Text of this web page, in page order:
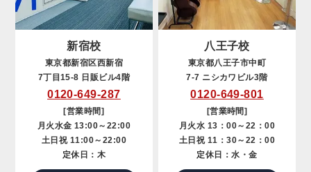
新宿校
東京都新宿区西新宿
7丁目15-8 日販ビル4階
0120-649-287
[営業時間]
月火水金 13:00～22:00
土日祝 11:00～22:00
定休日：木
八王子校
東京都八王子市中町
7-7 ニシカワビル3階
0120-649-801
[営業時間]
月火水 13：00～22：00
土日祝 11：30～22：00
定休日：水・金